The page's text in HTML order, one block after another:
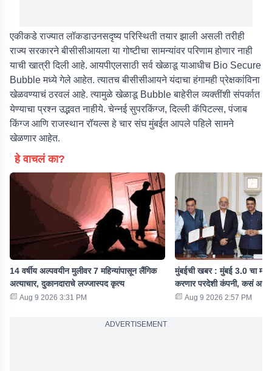
एकीकडे राज्यात लॉकडाउनसदृष्य परिस्थिती तयार झाली असली तरीही
राज्य सरकारने बीसीसीआयला या गोष्टीचा सामन्यांवर परिणाम होणार नाही
याची खात्री दिली आहे. आयपीएलसाठी सर्व खेळाडू याआधीच Bio Secure
Bubble मध्ये गेले आहेत. त्यातच बीसीसीआयने यंदाचा हंगामही प्रेक्षकांविना
खेळवण्याचं ठरवलं आहे. त्यामुळे खेळाडू Bubble बाहेरील व्यक्तींशी संपर्कात
येण्याचा प्रश्न उद्भवत नाहीये. चेन्नई सुपरकिंग्ज, दिल्ली कॅपिटल्स, पंजाब
किंग्ज आणि राजस्थान रॉयल्स हे चार संघ मुंबईत आपले पहिले सामने
खेळणार आहेत.
हे वाचलं का?
14 वर्षीय अल्पवयीन मुलीवर 7 महिन्यांपासून लैंगिक
अत्याचार, दुकानदाराचे लज्जास्पद कृत्य
Aug 9 2026 3:31 PM
मुंबईची खबर : मुंबई 3.0 चा
करणार परदेशी कंपनी, कसं
Aug 9 2026 2:57 PM
ADVERTISEMENT